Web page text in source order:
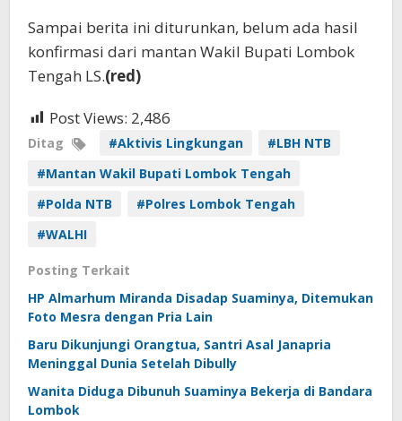
Sampai berita ini diturunkan, belum ada hasil
konfirmasi dari mantan Wakil Bupati Lombok
Tengah LS.(red)
Post Views: 2,486
Ditag #Aktivis Lingkungan
#LBH NTB
#Mantan Wakil Bupati Lombok Tengah
#Polda NTB
#Polres Lombok Tengah
#WALHI
Posting Terkait
HP Almarhum Miranda Disadap Suaminya, Ditemukan
Foto Mesra dengan Pria Lain
Baru Dikunjungi Orangtua, Santri Asal Janapria
Meninggal Dunia Setelah Dibully
Wanita Diduga Dibunuh Suaminya Bekerja di Bandara
Lombok